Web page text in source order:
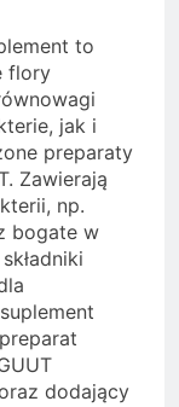
to
flory
jak i
preparaty
Zawierają
np.
bogate w
dodający